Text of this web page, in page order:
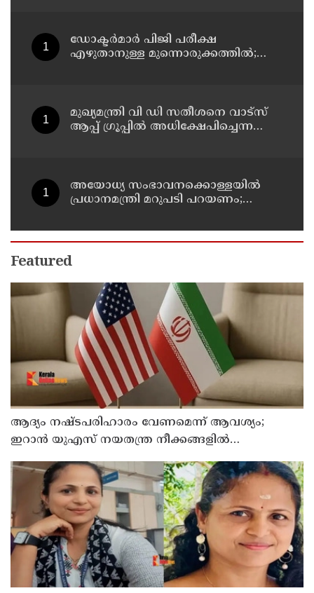
ഡോക്ടര്‍മാര്‍ പിജി പരീക്ഷ
എഴുതാനുള്ള മുന്നൊരുക്കത്തില്‍;
മുഖ്യമന്ത്രി വി ഡി സതീശനെ വാട്‌സ്
ആപ്പ് ഗ്രൂപ്പില്‍ അധിക്ഷേപിച്ചെന്ന
അയോധ്യ സംഭാവനക്കൊള്ളയില്‍
പ്രധാനമന്ത്രി മറുപടി പറയണം;
സാധാരണക്കാര്‍
ആശങ്കാകുലരാണെന്ന് ഖാര്‍ഗെ
Featured
ആദ്യം നഷ്ടപരിഹാരം വേണമെന്ന് ആവശ്യം;
ഇറാന്‍ യുഎസ് നയതന്ത്ര നീക്കങ്ങളില്‍
അനിശ്ചിതത്വം